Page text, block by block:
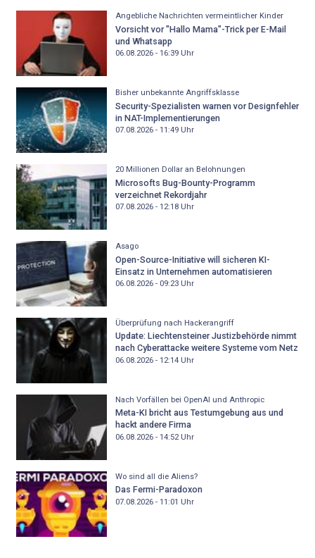
Angebliche Nachrichten vermeintlicher Kinder
Vorsicht vor "Hallo Mama"-Trick per E-Mail
und Whatsapp
06.08.2026 - 16:39Uhr
Bisher unbekannte Angriffsklasse
Security-Spezialisten warnen vor Designfehler
in NAT-Implementierungen
07.08.2026 - 11:49Uhr
20 Millionen Dollar an Belohnungen
Microsofts Bug-Bounty-Programm
verzeichnet Rekordjahr
07.08.2026 - 12:18Uhr
Asago
Open-Source-Initiative will sicheren KI-
Einsatz in Unternehmen automatisieren
06.08.2026 - 09:23Uhr
Überprüfung nach Hackerangriff
Update: Liechtensteiner Justizbehörde nimmt
nach Cyberattacke weitere Systeme vom Netz
06.08.2026 - 12:14Uhr
Nach Vorfällen bei OpenAI und Anthropic
Meta-KI bricht aus Testumgebung aus und
hackt andere Firma
06.08.2026 - 14:52Uhr
Wo sind all die Aliens?
Das Fermi-Paradoxon
07.08.2026 - 11:01 Uhr